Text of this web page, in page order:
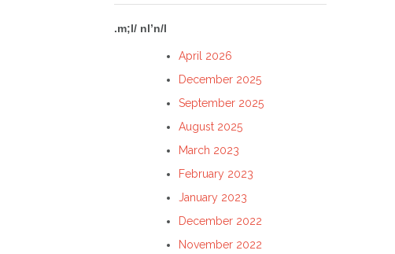
.m;l/ nl’n/l
April 2026
December 2025
September 2025
August 2025
March 2023
February 2023
January 2023
December 2022
November 2022